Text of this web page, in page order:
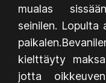
mualas
seinilen.
kielttäyty
jotta